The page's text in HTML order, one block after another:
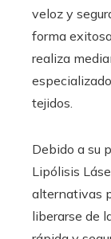
veloz y
forma
realiza
tejidos.
Debido a su
Lipólisis
alternativas
liberarse de